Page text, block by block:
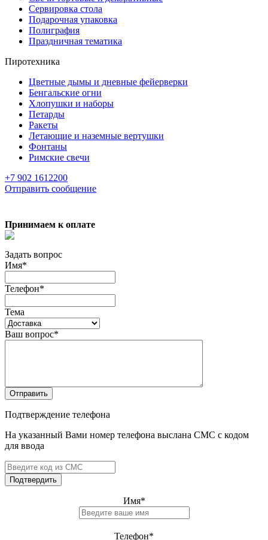
Сервировка стола
Подарочная упаковка
Полиграфия
Праздничная тематика
Пиротехника
Цветные дымы и дневные фейерверки
Бенгальские огни
Хлопушки и наборы
Петарды
Ракеты
Летающие и наземные вертушки
Фонтаны
Римские свечи
+7 902 1612200
Отправить сообщение
Принимаем к оплате
Задать вопрос
Имя*
Телефон*
Тема
Ваш вопрос*
Отправить
Подтверждение телефона
На указанный Вами номер телефона выслана СМС с кодом
для ввода
Подтвердить
Имя*
Телефон*